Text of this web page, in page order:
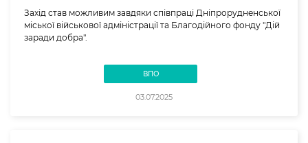
Захід став можливим завдяки співпраці Дніпрорудненської
міської військової адміністрації та Благодійного фонду "Дій
заради добра".
ВПО
03.07.2025